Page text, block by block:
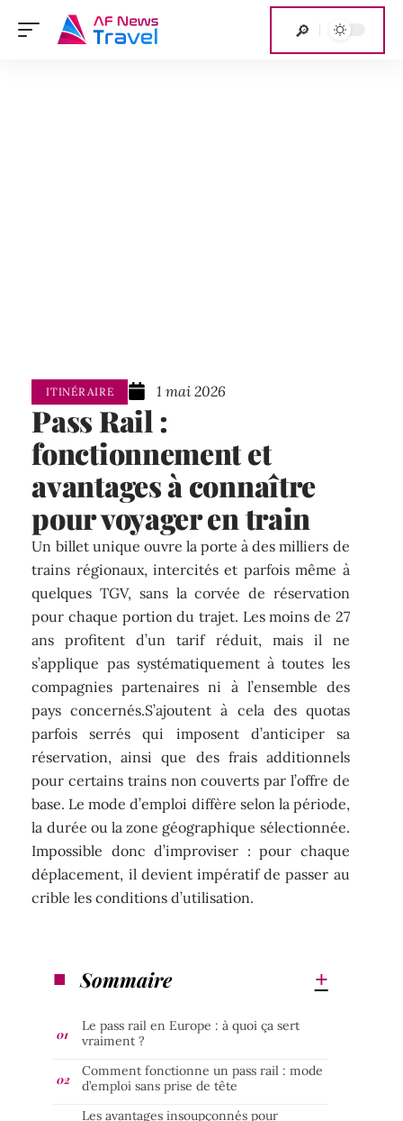
ITINÉRAIRE 1 mai 2026
Pass Rail :
fonctionnement et
avantages à connaître
pour voyager en train
Un billet unique ouvre la porte à des milliers de
trains régionaux, intercités et parfois même à
quelques TGV, sans la corvée de réservation
pour chaque portion du trajet. Les moins de 27
ans profitent d’un tarif réduit, mais il ne
s’applique pas systématiquement à toutes les
compagnies partenaires ni à l’ensemble des
pays concernés.S’ajoutent à cela des quotas
parfois serrés qui imposent d’anticiper sa
réservation, ainsi que des frais additionnels
pour certains trains non couverts par l’offre de
base. Le mode d’emploi diffère selon la période,
la durée ou la zone géographique sélectionnée.
Impossible donc d’improviser : pour chaque
déplacement, il devient impératif de passer au
crible les conditions d’utilisation.
Sommaire
Le pass rail en Europe : à quoi ça sert
vraiment ?
Comment fonctionne un pass rail : mode
d’emploi sans prise de tête
Les avantages insoupçonnés pour